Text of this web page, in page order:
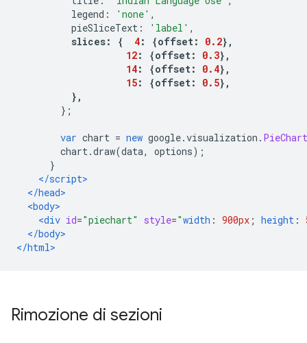
legend : 'none' ,
pieSliceText : 'label' ,
slices: { 4: {offset: 0.2},
12: {offset: 0.3},
14: {offset: 0.4},
15: {offset: 0.5},
},
};
var chart = new google.visualization . PieChart
chart.draw(data, options);
}
</script>
</head>
<body>
<div id="piechart" style="width : 900px ; height :
</body>
</html>
Rimozione di sezioni